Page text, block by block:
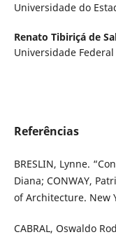
Universidade do
Renato Tibiriçá de
Universidade
Referências
BRESLIN, Lynne.
Diana; CONWAY,
of Architecture. New
CABRAL, Oswaldo